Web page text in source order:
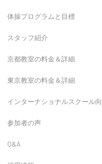
体操プログラムと目標
スタッフ紹介
京都教室の料金＆詳細
東京教室の料金＆詳細
インターナショナルスクール
参加者の声
Q&A